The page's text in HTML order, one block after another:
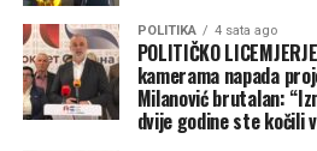
POLITIKA 4 sata ago
POLITIČKO
kamerama napada
Milanović brutalan:
dvije godine ste kočili